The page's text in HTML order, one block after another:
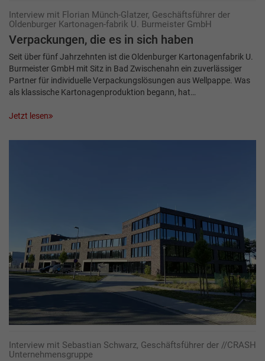
Interview mit Florian Münch-Glatzer, Geschäftsführer der
Oldenburger Kartonagen-fabrik U. Burmeister GmbH
Verpackungen, die es in sich haben
Seit über fünf Jahrzehnten ist die Oldenburger Kartonagenfabrik U.
Burmeister GmbH mit Sitz in Bad Zwischenahn ein zuverlässiger
Partner für individuelle Verpackungslösungen aus Wellpappe. Was
als klassische Kartonagenproduktion begann, hat…
Jetzt lesen
Interview mit Sebastian Schwarz, Geschäftsführer der //CRASH
Unternehmensgruppe